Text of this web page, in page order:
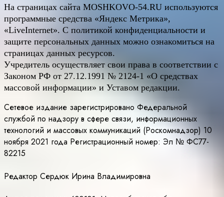
На страницах сайта MOSHKOVO-54.RU используются
программные средства «Яндекс Метрика»,
«LiveInternet». С политикой конфиденциальности и
защите персональных данных можно ознакомиться на
страницах данных ресурсов.
Учредитель осуществляет свои права в соответствии с
Законом РФ от 27.12.1991 № 2124-1 «О средствах
массовой информации» и Уставом редакции.
Сетевое издание зарегистрировано Федеральной
службой по надзору в сфере связи, информационных
технологий и массовых коммуникаций (Роскомнадзор) 10
ноября 2021 года Регистрационный номер: Эл № ФС77-
82215
Редактор Сердюк Ирина Владимировна